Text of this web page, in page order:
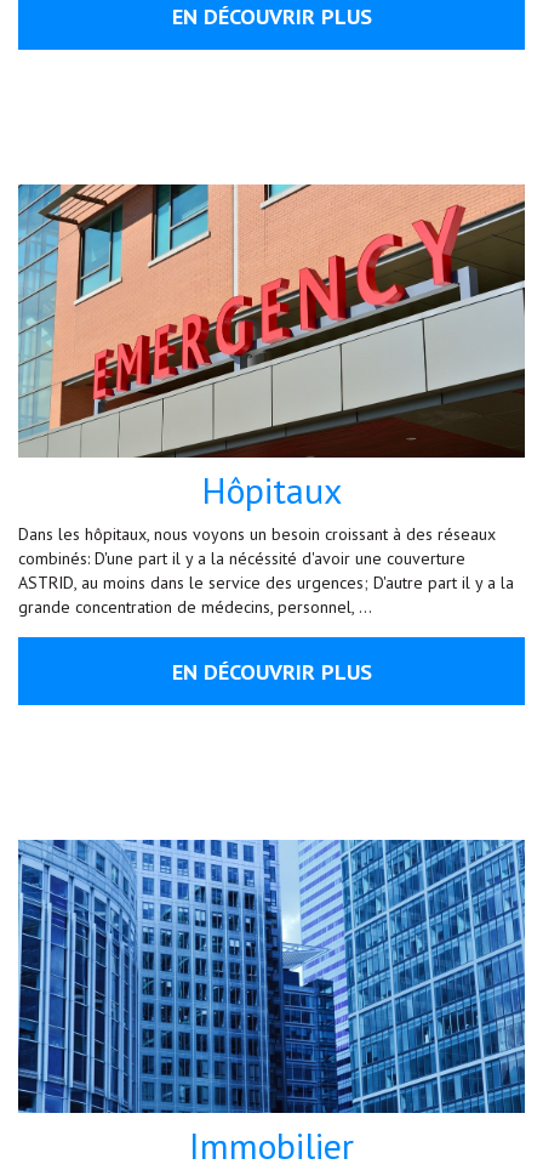
EN DÉCOUVRIR PLUS
Hôpitaux
Dans les hôpitaux, nous voyons un besoin croissant à des réseaux
combinés: D'une part il y a la nécéssité d'avoir une couverture
ASTRID, au moins dans le service des urgences; D'autre part il y a la
grande concentration de médecins, personnel, …
EN DÉCOUVRIR PLUS
Immobilier